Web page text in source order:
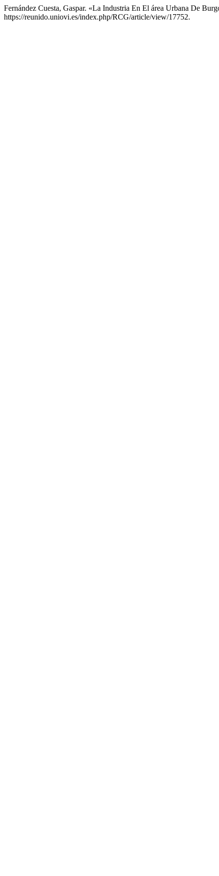
Fernández Cuesta, Gaspar. «La Industria En El área Urbana De
https://reunido.uniovi.es/index.php/RCG/article/view/17752.